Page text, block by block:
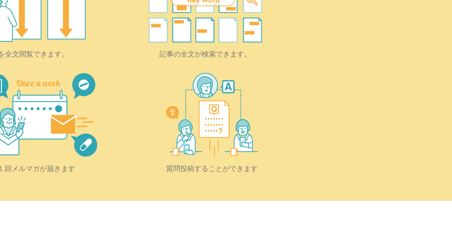
全文閲覧できます。 記事の全文が検索できます。
回メルマガが届きます 質問投稿することができます